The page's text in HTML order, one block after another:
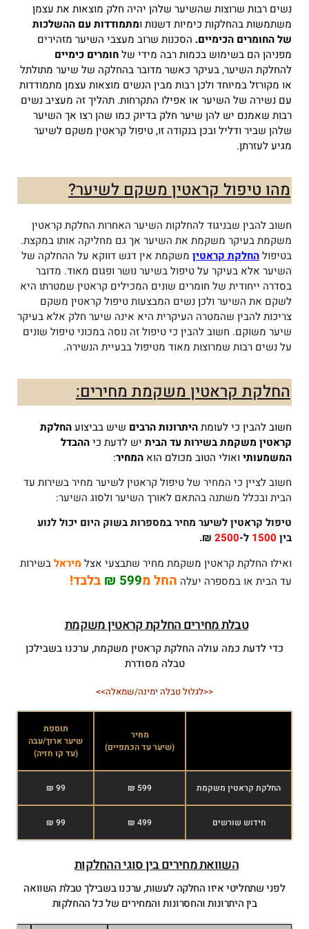
נשים רבות שרוצות שהשיער שלהן יהיה חלק מוצאות את עצמן
משתמשות בהחלקות כימיות דשנות ומתמודדות עם ההשלכות
של החומרים הכימיים. הסכנות שרוב מעצבי השיער מזהירים
מפניהן הם בשימוש בכמות רבה מידי שלחומרים כימיים
להחלקת השיער, בעיקר כאשר מדובר בהחלקה של שיער מתולתל
או מקורזל במיוחד ולכן רבות מבין הנשים מוצאות עצמן מתמודדות
עם נשירה של השיער או אפילו התקרחות. תהליך זה מעציב נשים
רבות שאמנם יש להן שיער חלק בדיוק כמו שהן רצו אך השיער
שלהן שביר ודליל ובכן בנקודה זו, טיפול קראטין משקם לשיער
מגיע לעזרתן.
מהו טיפול קראטין משקם לשיער?
חשוב להבין שבניגוד להחלקות השיער האחרות החלקת קראטין
משקמת בעיקר משקמת את השיער אך גם מחליקה אותו במקצת.
בטיפולהחלקת קראטין משקמת אין דגש דווקא על ההחלקה של
השיער אלא בעיקר על טיפול בשיער נושר ופגום מאוד. מדובר
בסדרה ייחודית של חומרים שונים המכילים קראטין שמטרתו היא
לשקם את השיער ולכן נשים המבצעות טיפול קראטין משקם
צריכות להבין שהמטרה העיקרית היא אינה שיער חלק אלא בעיקר
שיער משוקם. חשוב להבין כי טיפול זה נוסה במכוני טיפול שונים
על נשים רבות שמרוצות מאוד מטיפול בבעיית הנשירה.
החלקת קראטין משקמת מחירים:
חשוב להבין כי לעומתהיתרונות הרבים שיש בביצועהחלקת
קראטין משקמתבשירות עד הבית יש לדעת כיההבדל
המשמעותיואולי הטוב מכולם הוא המחיר:
חשוב לציין כי המחיר של טיפול קראטין לשיער מחיר בשירות עד
הבית ובכלל משתנה בהתאם לאורך השיער ולסוג השיער:
טיפול קראטין לשיער מחירבמספרות בשוק היום יכול לנוע
בין 1500 ל-2500
₪.
ואילו החלקת קראטין משקמת מחיר שתבצעי אצל מיראלבשירות
עד הבית או במספרה יעלה החל מ599 ₪ בלבד!
טבלת מחירים החלקת קראטין משקמת
כדי לדעת כמה עולה החלקת קראטין משקמת, ערכנו בשבילכן
טבלה מסודרת
<<לגלול טבלה ימינה/שמאלה>>
מחיר
(שיער עד הכתפיים)
תוספת
שיער ארוך/עבה
(עד קו חזיה)
החלקת קראטין משקמת 599 ₪
99 ₪
חידוש שורשים 499 ₪
99 ₪
השוואת מחירים בין סוגי ההחלקות
לפני שתחליטי איזו החלקה לעשות, ערכנו בשבילך טבלת השוואה
בין היתרונות והחסרונות והמחירים של כל ההחלקות